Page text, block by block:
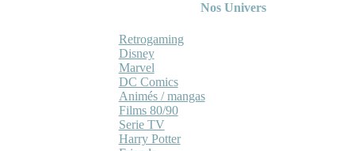
Nos Univers
Retrogaming
Disney
Marvel
DC Comics
Animés / mangas
Films 80/90
Serie TV
Harry Potter